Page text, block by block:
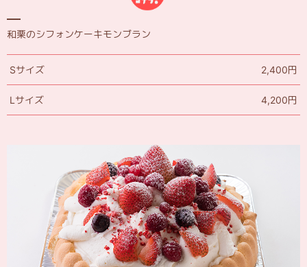
和栗のシフォンケーキモンブラン
Sサイズ 2,400円
Lサイズ 4,200円